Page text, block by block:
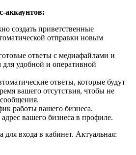
аккаунтов:
создать приветственные
отправки новым
ответы с медиафайлами и
удобной и оперативной
ответы, которые будут
вашего отсутствия, чтобы не
работы вашего бизнеса.
вашего бизнеса в профиле.
входа в кабинет. Актуальная: